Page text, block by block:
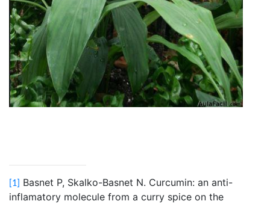
[1]
Basnet P, Skalko-Basnet N. Curcumin: an anti-
inflamatory molecule from a curry spice on the